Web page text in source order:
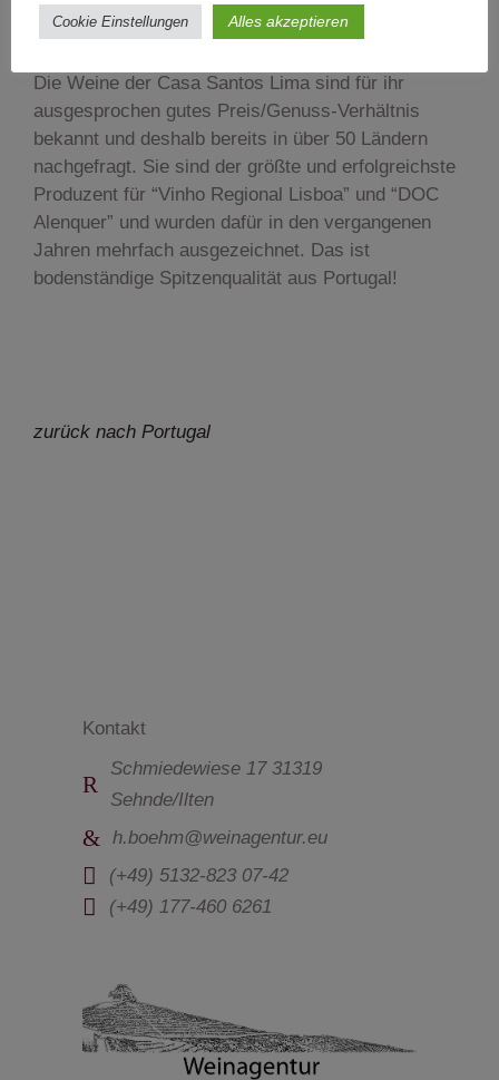
modernisiert, hat neue Barriques gekauft und einen
tüchtigen Önologen angeworben.
Die Weine der Casa Santos Lima sind für ihr
ausgesprochen gutes Preis/Genuss-Verhältnis
bekannt und deshalb bereits in über 50 Ländern
nachgefragt. Sie sind der größte und erfolgreichste
Produzent für “Vinho Regional Lisboa” und “DOC
Alenquer” und wurden dafür in den vergangenen
Jahren mehrfach ausgezeichnet. Das ist
bodenständige Spitzenqualität aus Portugal!
zurück nach Portugal
Kontakt
Schmiedewiese 17 31319
Sehnde/Ilten
h.boehm@weinagentur.eu
(+49) 5132-823 07-42
(+49) 177-460 6261
Cookie Einstellungen Alles akzeptieren